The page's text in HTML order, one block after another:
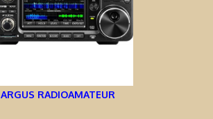
ARGUS RADIOAMATEUR